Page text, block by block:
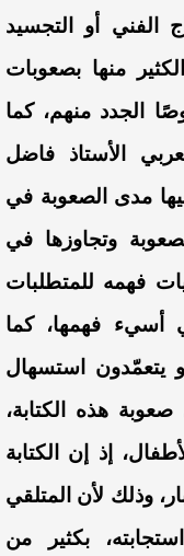
الفني أو التجسيد
منها بصعوبات
الجدد منهم، كما
الأستاذ فاضل
مدى الصعوبة في
وتجاوزها في
فهمه للمتطلبات
أسيء فهمها، كما
يتعمّدون استسهال
صعوبة هذه الكتابة،
إذ إن الكتابة
وذلك لأن المتلقي
بكثير من